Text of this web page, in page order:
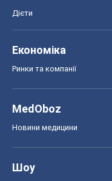
Дієти
Економіка
Ринки та компанії
MedOboz
Новини медицини
Шоу